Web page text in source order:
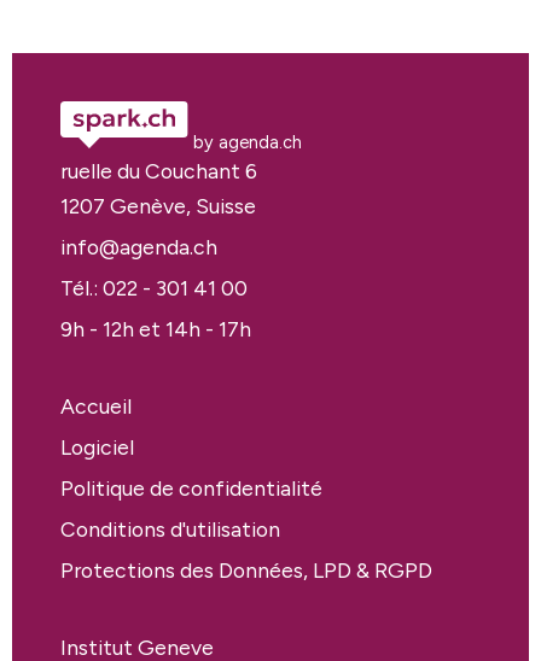
by agenda.ch
ruelle du Couchant 6
1207 Genève, Suisse
info@agenda.ch
Tél.: 022 - 301 41 00
9h - 12h et 14h - 17h
Accueil
Logiciel
Politique de confidentialité
Conditions d'utilisation
Protections des Données, LPD & RGPD
Institut Geneve